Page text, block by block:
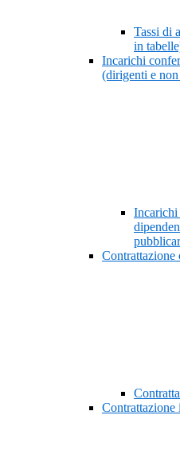
Tassi di
in
Incarichi
(dirigenti e
Incarichi
Contrattazione
Contrattazione